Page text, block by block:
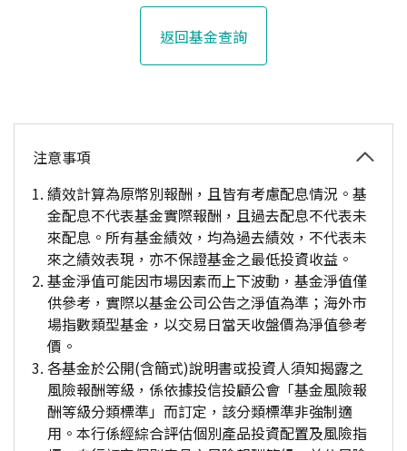
返回基金查詢
注意事項
績效計算為原幣別報酬，且皆有考慮配息情況。基
金配息不代表基金實際報酬，且過去配息不代表未
來配息。所有基金績效，均為過去績效，不代表未
來之績效表現，亦不保證基金之最低投資收益。
基金淨值可能因市場因素而上下波動，基金淨值僅
供參考，實際以基金公司公告之淨值為準；海外市
場指數類型基金，以交易日當天收盤價為淨值參考
價。
各基金於公開(含簡式)說明書或投資人須知揭露之
風險報酬等級，係依據投信投顧公會「基金風險報
酬等級分類標準」而訂定，該分類標準非強制適
用。本行係經綜合評估個別產品投資配置及風險指